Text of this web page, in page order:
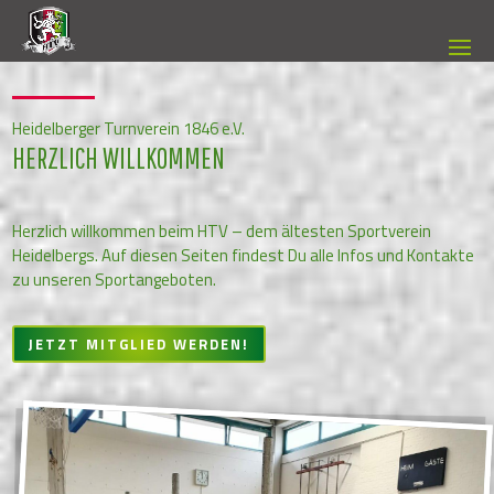
Heidelberger Turnverein 1846 e.V.
HERZLICH WILLKOMMEN
Herzlich willkommen beim HTV – dem ältesten Sportverein
Heidelbergs. Auf diesen Seiten findest Du alle Infos und Kontakte
zu unseren Sportangeboten.
JETZT MITGLIED WERDEN!